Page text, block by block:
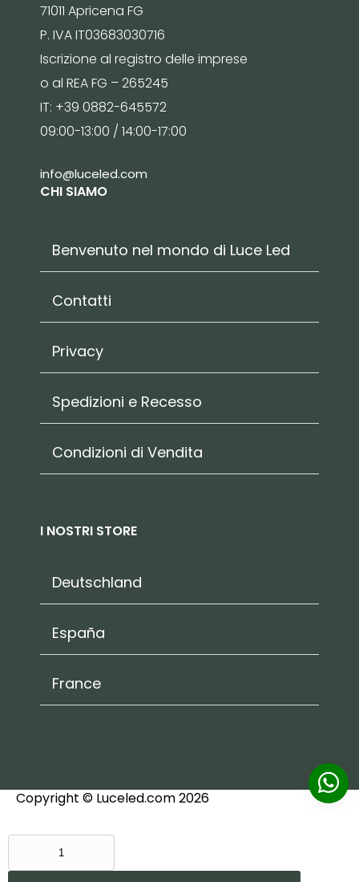
71011 Apricena FG
P. IVA IT03683030716
Iscrizione al registro delle imprese
o al REA FG – 265245
IT: +39 0882-645572
09:00-13:00 / 14:00-17:00
info@luceled.com
CHI SIAMO
Benvenuto nel mondo di Luce Led
Contatti
Privacy
Spedizioni e Recesso
Condizioni di Vendita
I NOSTRI STORE
Deutschland
España
France
Copyright © Luceled.com 2026